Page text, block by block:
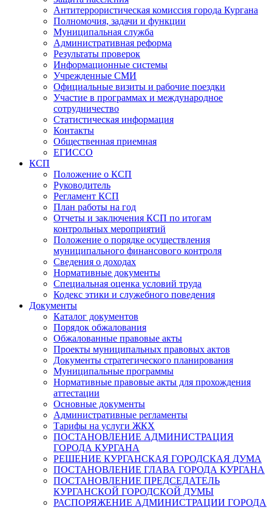
Антитеррористическая комиссия города Кургана
Полномочия, задачи и функции
Муниципальная служба
Административная реформа
Результаты проверок
Информационные системы
Учрежденные СМИ
Официальные визиты и рабочие поездки
Участие в программах и международное
сотрудничество
Статистическая информация
Контакты
Общественная приемная
ЕГИССО
КСП
Положение о КСП
Руководитель
Регламент КСП
План работы на год
Отчеты и заключения КСП по итогам
контрольных мероприятий
Положение о порядке осуществления
муниципального финансового контроля
Сведения о доходах
Нормативные документы
Специальная оценка условий труда
Кодекс этики и служебного поведения
Документы
Каталог документов
Порядок обжалования
Обжалованные правовые акты
Проекты муниципальных правовых актов
Документы стратегического планирования
Муниципальные программы
Нормативные правовые акты для прохождения
аттестации
Основные документы
Административные регламенты
Тарифы на услуги ЖКХ
ПОСТАНОВЛЕНИЕ АДМИНИСТРАЦИЯ
ГОРОДА КУРГАНА
РЕШЕНИЕ КУРГАНСКАЯ ГОРОДСКАЯ ДУМА
ПОСТАНОВЛЕНИЕ ГЛАВА ГОРОДА КУРГАНА
ПОСТАНОВЛЕНИЕ ПРЕДСЕДАТЕЛЬ
КУРГАНСКОЙ ГОРОДСКОЙ ДУМЫ
РАСПОРЯЖЕНИЕ АДМИНИСТРАЦИИ ГОРОДА